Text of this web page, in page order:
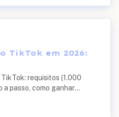
TikTok em 2026:
requisitos (1.000
a passo, como ganhar